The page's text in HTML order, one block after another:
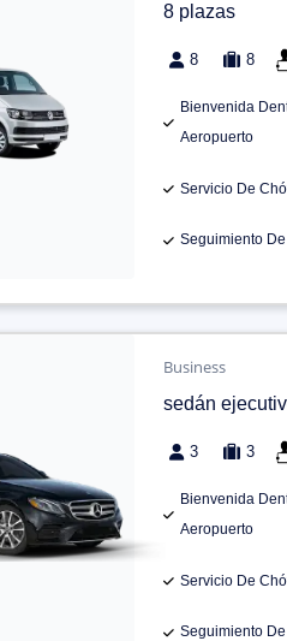
8 plazas
8 8
Bienvenida
Aeropuerto
Servicio De
Seguimiento
Business
sedán
3 3
Bienvenida
Aeropuerto
Servicio De
Seguimiento